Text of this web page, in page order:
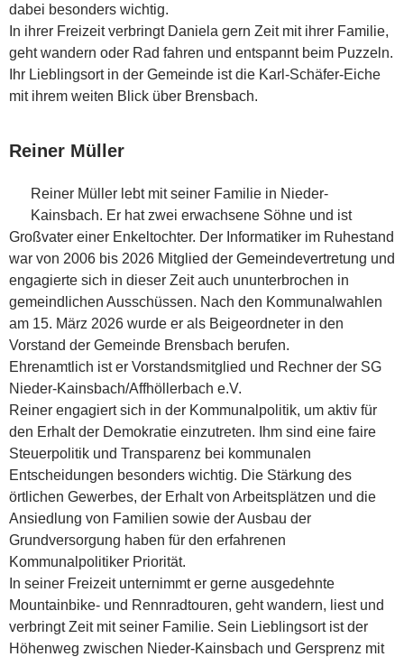
dabei besonders wichtig.
In ihrer Freizeit verbringt Daniela gern Zeit mit ihrer Familie,
geht wandern oder Rad fahren und entspannt beim Puzzeln.
Ihr Lieblingsort in der Gemeinde ist die Karl-Schäfer-Eiche
mit ihrem weiten Blick über Brensbach.
Reiner Müller
Reiner Müller lebt mit seiner Familie in Nieder-
Kainsbach. Er hat zwei erwachsene Söhne und ist
Großvater einer Enkeltochter. Der Informatiker im Ruhestand
war von 2006 bis 2026 Mitglied der Gemeindevertretung und
engagierte sich in dieser Zeit auch ununterbrochen in
gemeindlichen Ausschüssen. Nach den Kommunalwahlen
am 15. März 2026 wurde er als Beigeordneter in den
Vorstand der Gemeinde Brensbach berufen.
Ehrenamtlich ist er Vorstandsmitglied und Rechner der SG
Nieder-Kainsbach/Affhöllerbach e.V.
Reiner engagiert sich in der Kommunalpolitik, um aktiv für
den Erhalt der Demokratie einzutreten. Ihm sind eine faire
Steuerpolitik und Transparenz bei kommunalen
Entscheidungen besonders wichtig. Die Stärkung des
örtlichen Gewerbes, der Erhalt von Arbeitsplätzen und die
Ansiedlung von Familien sowie der Ausbau der
Grundversorgung haben für den erfahrenen
Kommunalpolitiker Priorität.
In seiner Freizeit unternimmt er gerne ausgedehnte
Mountainbike- und Rennradtouren, geht wandern, liest und
verbringt Zeit mit seiner Familie. Sein Lieblingsort ist der
Höhenweg zwischen Nieder-Kainsbach und Gersprenz mit